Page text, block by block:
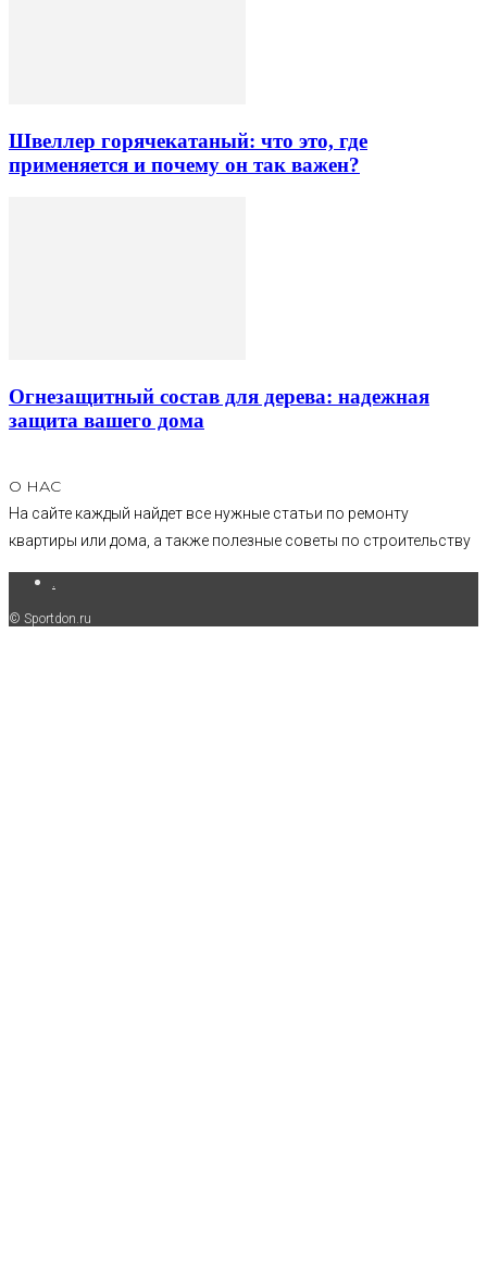
Швеллер горячекатаный: что это, где
применяется и почему он так важен?
Огнезащитный состав для дерева: надежная
защита вашего дома
О НАС
На сайте каждый найдет все нужные статьи по ремонту
квартиры или дома, а также полезные советы по строительству
© Sportdon.ru